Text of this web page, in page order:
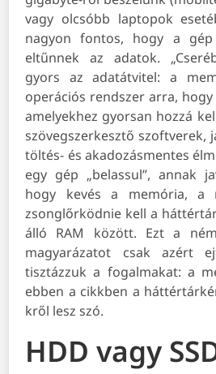
vagy olcsóbb laptopok
nagyon fontos, hogy a gép
eltűnnek az adatok.
gyors az adatátvitel: a
operációs rendszer arra,
amelyekhez gyorsan hozzá
szövegszerkesztő szoftverek,
töltés- és akadozásmentes
egy gép „belassul”, annak
hogy kevés a memória, a
zsonglőrködnie kell a
álló RAM között. Ezt a
magyarázatot csak azért
tisztázzuk a fogalmakat: a
ebben a cikkben a
kről lesz szó.
HDD vagy